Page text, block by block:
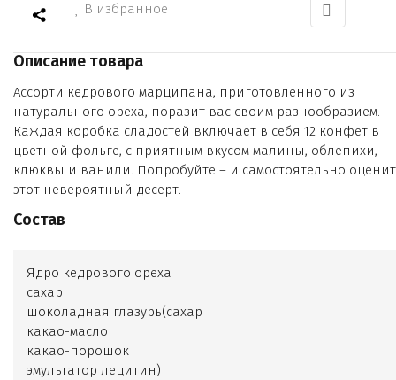
В избранное
Описание товара
Ассорти кедрового марципана, приготовленного из
натурального ореха, поразит вас своим разнообразием.
Каждая коробка сладостей включает в себя 12 конфет в
цветной фольге, с приятным вкусом малины, облепихи,
клюквы и ванили. Попробуйте – и самостоятельно
этот невероятный десерт.
Состав
Ядро кедрового ореха
сахар
шоколадная глазурь(сахар
какао-масло
какао-порошок
эмульгатор лецитин)